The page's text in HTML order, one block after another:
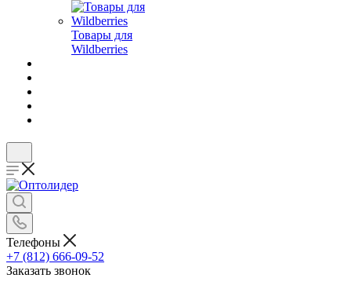
Товары для
Wildberries
Телефоны
+7 (812) 666-09-52
Заказать звонок